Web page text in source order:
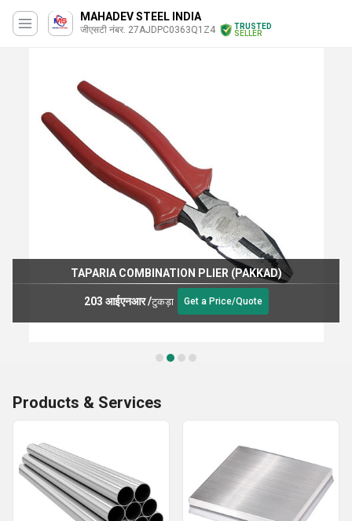
MAHADEV STEEL INDIA
जीएसटी नंबर. 27AJDPC0363Q1Z4
TRUSTED
SELLER
TAPARIA COMBINATION PLIER (PAKKAD)
203 आईएनआर/टुकड़ा Get a Price/Quote
Products & Services